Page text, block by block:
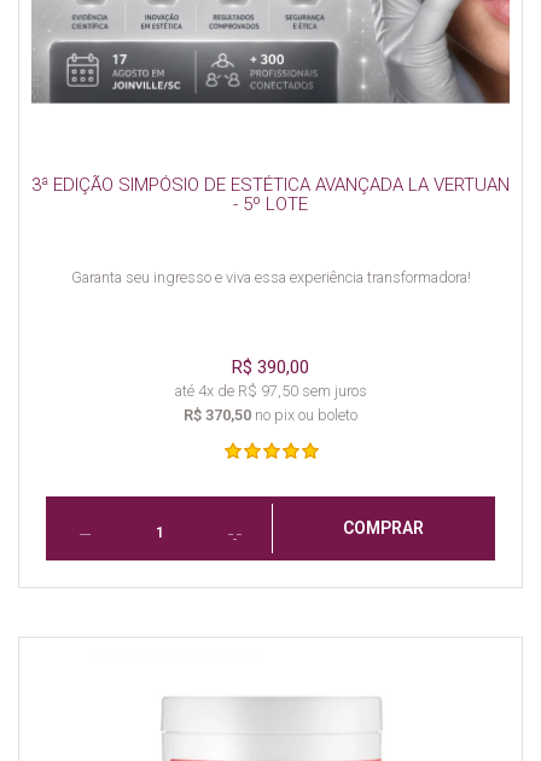
3ª EDIÇÃO SIMPÓSIO DE ESTÉTICA AVANÇADA LA VERTUAN
- 5º LOTE
Garanta seu ingresso e viva essa experiência transformadora!
R$ 390,00
até 4x de R$ 97,50 sem juros
R$ 370,50 no pix ou boleto
COMPRAR